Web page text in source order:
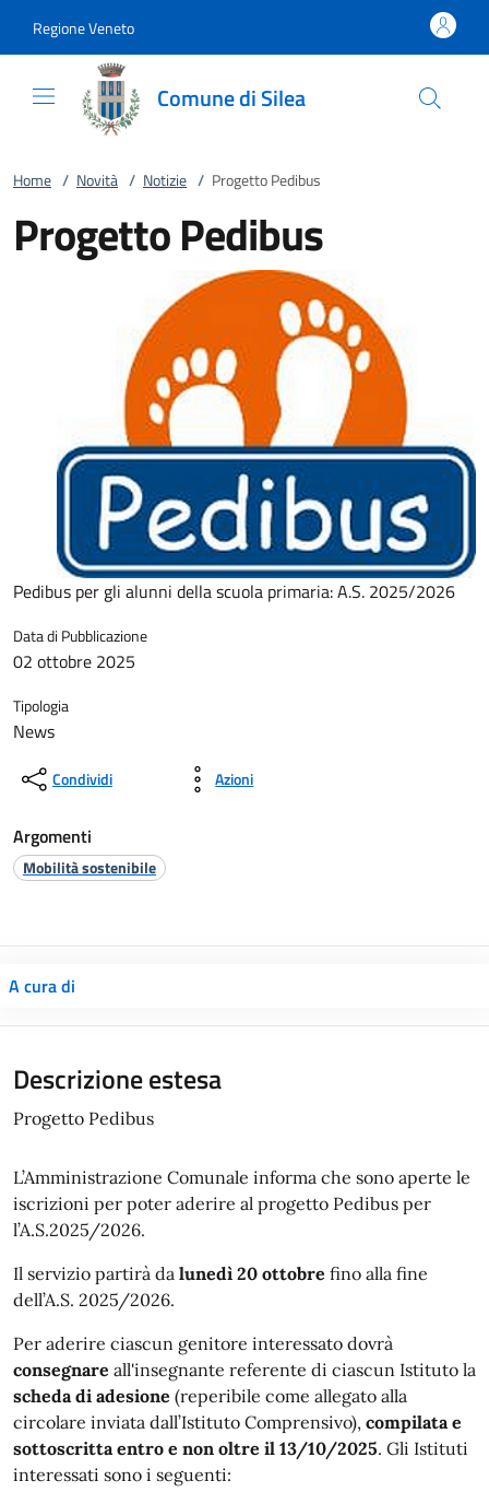
Regione Veneto
Comune di Silea
Home / Novità / Notizie / Progetto Pedibus
Progetto Pedibus
Pedibus per gli alunni della scuola primaria: A.S. 2025/2026
Data di Pubblicazione
02 ottobre 2025
Tipologia
News
Condividi Azioni
Argomenti
Mobilità sostenibile
A cura di
Descrizione estesa
Progetto Pedibus
L’Amministrazione Comunale informa che sono aperte le
iscrizioni per poter aderire al progetto Pedibus per
l’A.S.2025/2026.
Il servizio partirà da lunedì 20 ottobre fino alla fine
dell’A.S. 2025/2026.
Per aderire ciascun genitore interessato dovrà
consegnare all'insegnante referente di ciascun Istituto la
scheda di adesione (reperibile come allegato alla
circolare inviata dall’Istituto Comprensivo), compilata e
sottoscritta entro e non oltre il 13/10/2025. Gli Istituti
interessati sono i seguenti: